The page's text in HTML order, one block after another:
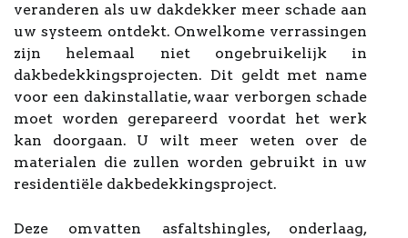
veranderen als uw dakdekker meer schade aan
uw systeem ontdekt. Onwelkome verrassingen
zijn helemaal niet ongebruikelijk in
dakbedekkingsprojecten. Dit geldt met name
voor een dakinstallatie, waar verborgen schade
moet worden gerepareerd voordat het werk
kan doorgaan. U wilt meer weten over de
materialen die zullen worden gebruikt in uw
residentiële dakbedekkingsproject.
Deze omvatten asfaltshingles, onderlaag,